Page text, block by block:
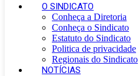
O SINDICATO
Conheça a Diretoria
Conheça o Sindicato
Estatuto do Sindicato
Politica de privacidade
Regionais do Sindicato
NOTÍCIAS